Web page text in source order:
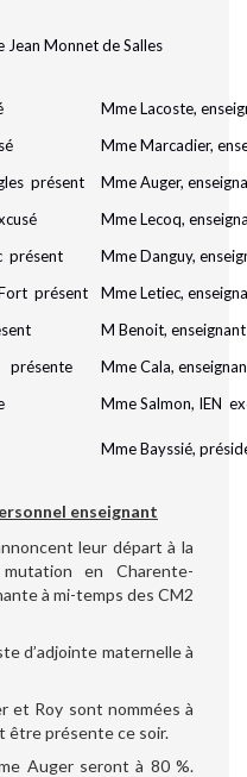
Jean Monnet de Salles
Mme Lacoste,
Mme Marcadier,
présent
Mme Auger,
Mme Lecoq,
présent
Mme Danguy,
présent
Mme Letiec,
M Benoit,
présente
Mme Cala,
Mme Salmon, IEN
Mme Bayssié,
enseignant
leur départ à la
en Charente-
à mi-temps des CM2
d’adjointe maternelle à
et Roy sont nommées à
être présente ce soir.
Auger seront à 80 %.